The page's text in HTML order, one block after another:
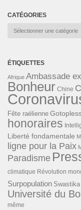
CATÉGORIES
Catégories
ÉTIQUETTES
Afrique Ambassade
Bonheur Chine
Fête raélienne
honoraires
Liberté fondamentale
ligne pour la Paix
Paradisme
climatique Révolution
Surpopulation Swastika
Université du
même